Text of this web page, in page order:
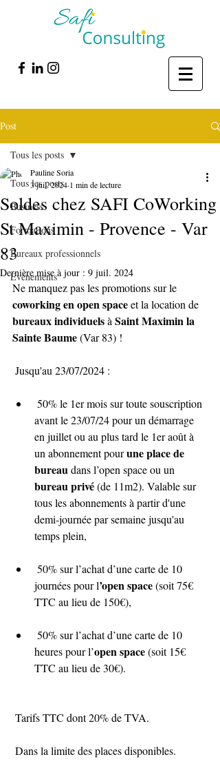
Post
Tous les posts
Business
Formations
Bureaux professionnels
Evénements
Tous les posts
Soldes chez SAFI CoWorking
St Maximin - Provence - Var
83
Pauline Soria
3 juil. 2024 1 min de lecture
Dernière mise à jour : 9 juil. 2024
Ne manquez pas les promotions sur le
coworking en open space et la location de
bureaux individuels à Saint Maximin la
Sainte Baume (Var 83) !
Jusqu'au 23/07/2024 :
avant le 23/07/24 pour un démarrage
en juillet ou au plus tard le 1er août à
un abonnement pour une place de
bureau dans l’open space ou un
bureau privé (de 11m2). Valable sur
tous les abonnements à partir d'une
demi-journée par semaine jusqu'au
temps plein,
journées pour l’open space (soit 75€
TTC au lieu de 150€),
heures pour l’open space (soit 15€
TTC au lieu de 30€).
Tarifs TTC dont 20% de TVA.
Dans la limite des places disponibles.